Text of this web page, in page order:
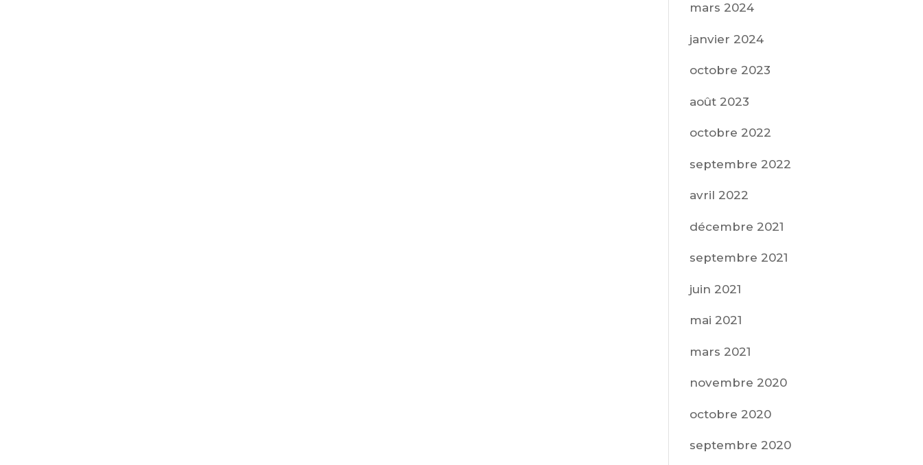
mars 2024
janvier 2024
octobre 2023
août 2023
octobre 2022
septembre 2022
avril 2022
décembre 2021
septembre 2021
juin 2021
mai 2021
mars 2021
novembre 2020
octobre 2020
septembre 2020